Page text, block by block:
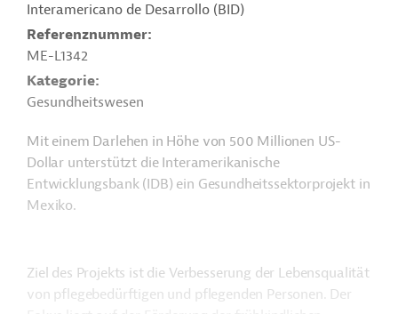
Interamericano de Desarrollo (BID)
Referenznummer
ME-L1342
Kategorie
Gesundheitswesen
Mit einem Darlehen in Höhe von 500 Millionen US-
Dollar unterstützt die Interamerikanische
Entwicklungsbank (IDB) ein Gesundheitssektorprojekt in
Mexiko.
Ziel des Projekts ist die Verbesserung der Lebensqualität
von pflegebedürftigen und pflegenden Personen. Der